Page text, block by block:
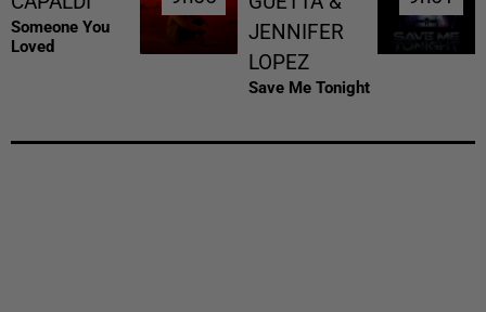
Someone You
Loved
JENNIFER
LOPEZ
Save Me Tonight